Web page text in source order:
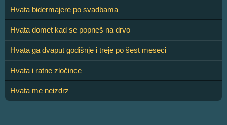
Hvata bidermajere po svadbama
Hvata domet kad se popneš na drvo
Hvata ga dvaput godišnje i treje po šest meseci
Hvata i ratne zločince
Hvata me neizdrz